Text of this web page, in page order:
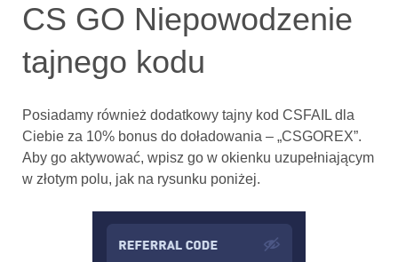
CS GO Niepowodzenie
tajnego kodu
Posiadamy również dodatkowy tajny kod CSFAIL dla
Ciebie za 10% bonus do doładowania – „CSGOREX”.
Aby go aktywować, wpisz go w okienku uzupełniającym
w złotym polu, jak na rysunku poniżej.